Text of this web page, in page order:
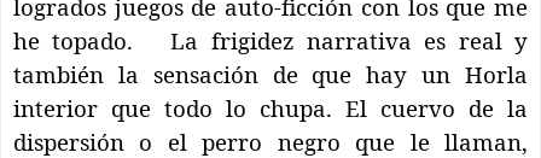
logrados juegos de auto-ficción con los que me
he topado.
La frigidez narrativa es real y
también la sensación de que hay un Horla
interior que todo lo chupa. El cuervo de la
dispersión o el perro negro que le llaman,